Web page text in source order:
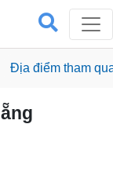
Địa điểm tham